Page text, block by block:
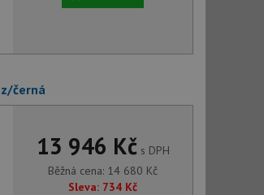
černá
13 946 Kčs DPH
Běžná cena: 14 680 Kč
Sleva: 734 Kč